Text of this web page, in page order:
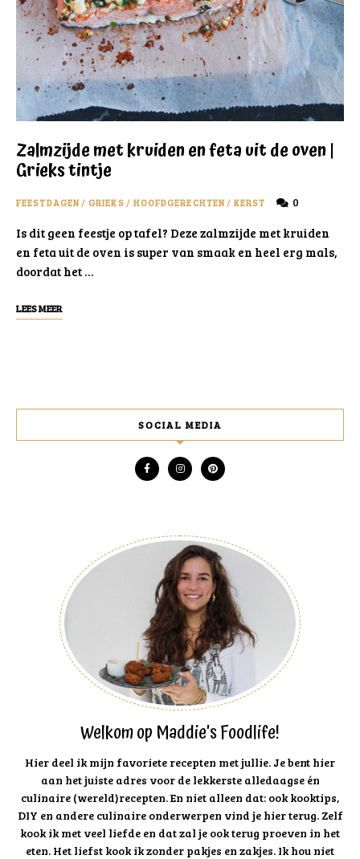
Zalmzijde met kruiden en feta uit de oven |
Grieks tintje
FEESTDAGEN/ GRIEKS / HOOFDGERECHTEN/ KERST 0
Is dit geen feestje op tafel? Deze zalmzijde met kruiden
en feta uit de oven is super van smaak en heel erg mals,
doordat het …
LEES MEER
SOCIAL MEDIA
Welkom op Maddie's Foodlife!
Hier deel ik mijn favoriete recepten met jullie. Je bent hier
aan het juiste adres voor de lekkerste alledaagse én
culinaire (wereld)recepten. En niet alleen dat: ook kooktips,
DIY en andere culinaire onderwerpen vind je hier terug. Zelf
kook ik met veel liefde en dat zal je ook terug proeven in het
eten. Het liefst kook ik zonder pakjes en zakjes. Ik hou niet